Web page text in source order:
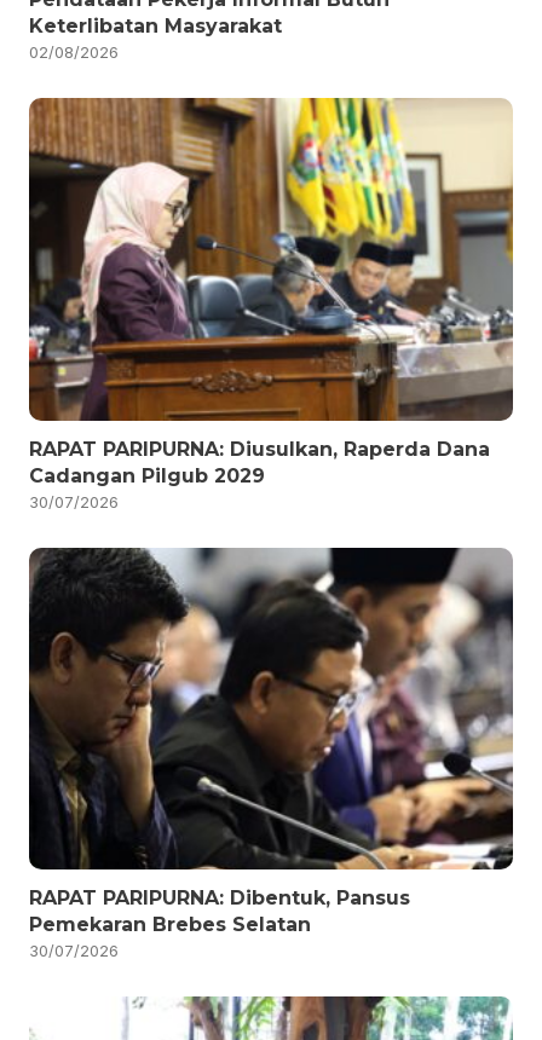
Keterlibatan Masyarakat
02/08/2026
RAPAT PARIPURNA: Diusulkan, Raperda Dana
Cadangan Pilgub 2029
30/07/2026
RAPAT PARIPURNA: Dibentuk, Pansus
Pemekaran Brebes Selatan
30/07/2026